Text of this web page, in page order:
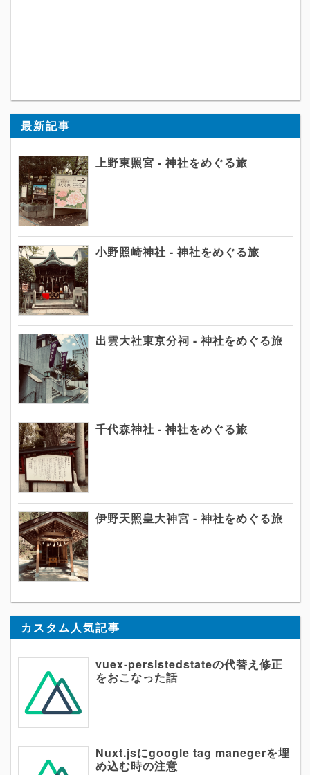
最新記事
上野東照宮 - 神社をめぐる旅
小野照崎神社 - 神社をめぐる旅
出雲大社東京分祠 - 神社をめぐる旅
千代森神社 - 神社をめぐる旅
伊野天照皇大神宮 - 神社をめぐる旅
カスタム人気記事
vuex-persistedstateの代替え修正
をおこなった話
Nuxt.jsにgoogle tag manegerを埋
め込む時の注意